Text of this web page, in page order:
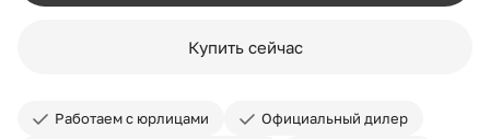
Купить сейчас
Работаем с юрлицами
Официальный дилер